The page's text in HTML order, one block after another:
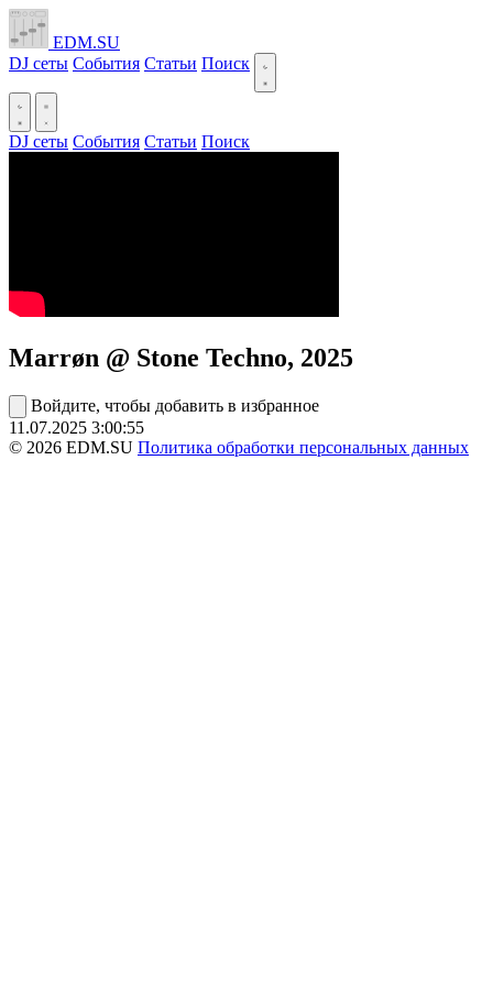
EDM.SU
DJ сеты События Статьи Поиск
DJ сеты События Статьи Поиск
Marrøn @ Stone Techno, 2025
Войдите, чтобы добавить в избранное
11.07.2025 3:00:55
© 2026 EDM.SU Политика обработки персональных данных